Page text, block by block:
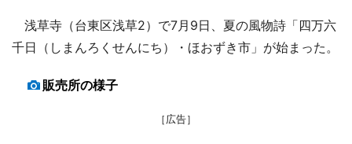
浅草寺（台東区浅草2）で7月9日、夏の風物詩「四万六
千日（しまんろくせんにち）・ほおずき市」が始まった。
販売所の様子
［広告］